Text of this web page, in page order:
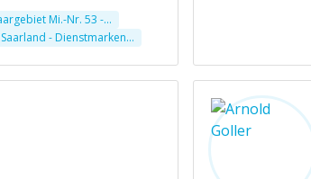
Mi.-Nr. 53 -...
Saarland - Dienstmarken...